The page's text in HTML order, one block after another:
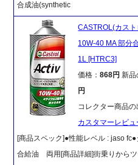
合成油(synthetic
CASTROL(カス
10W-40 MA 部分
1L [HTRC3]
価格：868円新品
円
コレクター商品
カスタマーレビュ
[商品スペック]●性能レベル : jaso
合給油 両用[商品詳細]街乗りから